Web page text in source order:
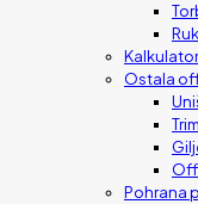
Ostala
Pohrana